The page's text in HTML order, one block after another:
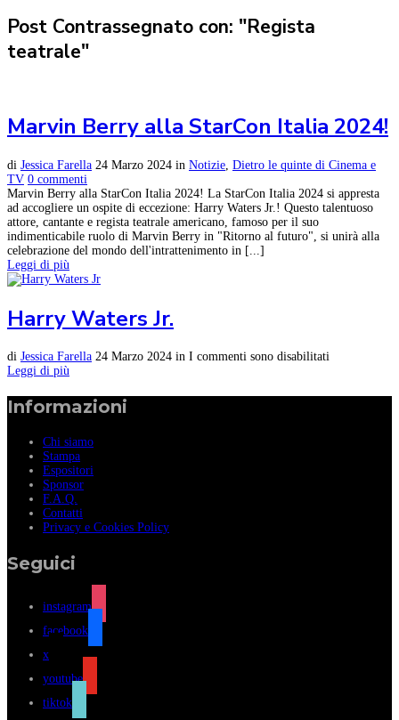
Post Contrassegnato con: "Regista
teatrale"
Marvin Berry alla StarCon Italia 2024!
di Jessica Farella 24 Marzo 2024 in Notizie Dietro le quinte di Cinema e
TV 0 commenti
Marvin Berry alla StarCon Italia 2024! La StarCon Italia 2024 si appresta
ad accogliere un ospite di eccezione: Harry Waters Jr.! Questo talentuoso
attore, cantante e regista teatrale americano, famoso per il suo
indimenticabile ruolo di Marvin Berry in "Ritorno al futuro", si unirà alla
celebrazione del mondo dell'intrattenimento in [...]
Leggi di più
Harry Waters Jr.
di Jessica Farella 24 Marzo 2024 in I commenti sono disabilitati
Leggi di più
Informazioni
Chi siamo
Stampa
Espositori
Sponsor
F.A.Q.
Contatti
Privacy e Cookies Policy
Seguici
instagram
facebook
x
youtube
tiktok